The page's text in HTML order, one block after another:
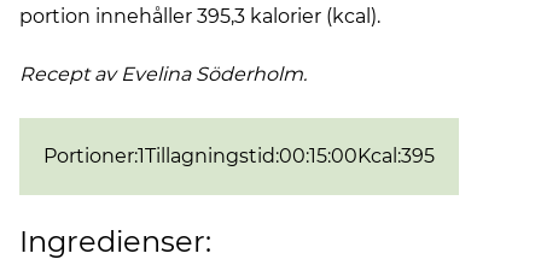
portion innehåller 395,3 kalorier (kcal).
Recept av Evelina Söderholm.
Portioner:1Tillagningstid:00:15:00Kcal :395
Ingredienser: